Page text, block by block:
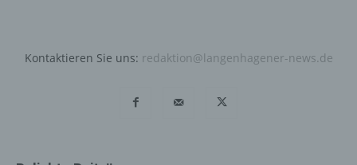
Kontaktieren Sie uns: redaktion@langenhagener-news.de
Benutzers optimiert werden. Cookies ermöglichen uns,
es, den Nutzern die Verwendung unserer Internetseite